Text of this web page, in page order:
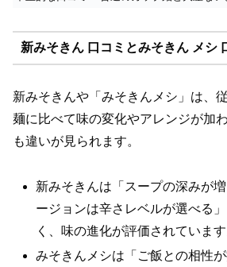
新みそきん 口コミとみそきん メシ
新みそきんや「みそきんメシ」は、
麺に比べて味の変化やアレンジが加
も違いが見られます。
新みそきんは「スープの深みが
ージョンは辛さレベルが選べる
く、味の進化が評価されています
みそきんメシは「ご飯との相性